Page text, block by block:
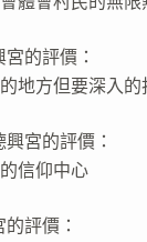
的評價：
地方但要深入的
宮的評價：
信仰中心
評價：